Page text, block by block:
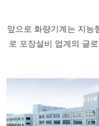
앞으로 화량기계는 지능
로 포장설비 업계의 글